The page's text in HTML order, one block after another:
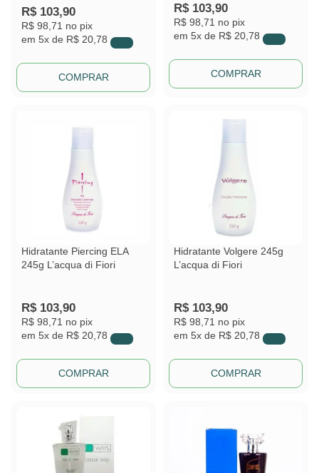
R$103,90
R$ 98,71 no pix
em 5x de R$ 20,78
COMPRAR
R$103,90
R$ 98,71 no pix
em 5x de R$ 20,78
COMPRAR
Hidratante Piercing ELA
245g L’acqua di Fiori
R$103,90
R$ 98,71 no pix
em 5x de R$ 20,78
COMPRAR
Hidratante Volgere 245g
L’acqua di Fiori
R$103,90
R$ 98,71 no pix
em 5x de R$ 20,78
COMPRAR